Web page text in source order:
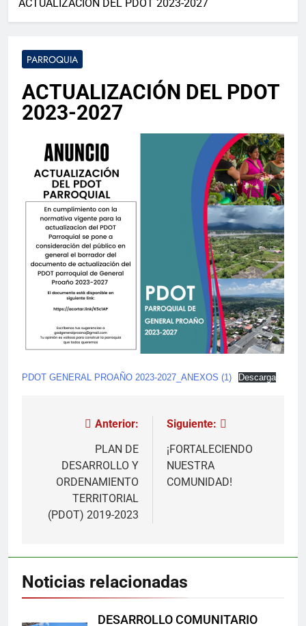
ACTUALIZACIÓN DEL PDOT 2023-2027
PARROQUIA
ACTUALIZACIÓN DEL PDOT
2023-2027
PDOT GENERAL PROAÑO 2023-2027_ANEXOS (1) Descarga
Navegación
entradas
Anterior:
PLAN DE
DESARROLLO Y
ORDENAMIENTO
TERRITORIAL
(PDOT) 2019-2023
Siguiente:
¡FORTALECIENDO
NUESTRA
COMUNIDAD!
Noticias relacionadas
DESARROLLO COMUNITARIO